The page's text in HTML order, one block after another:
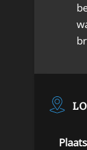
Plaats